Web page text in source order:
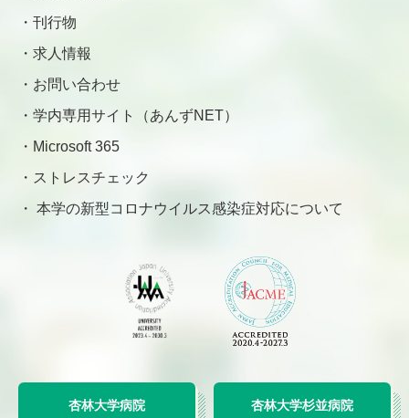
刊行物
求人情報
お問い合わせ
学内専用サイト（あんずNET）
Microsoft 365
ストレスチェック
本学の新型コロナウイルス感染症対応について
杏林大学病院 杏林大学杉並病院